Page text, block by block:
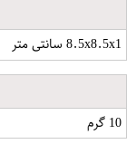
8.5x8.5x1 سانتی متر
10 گرم